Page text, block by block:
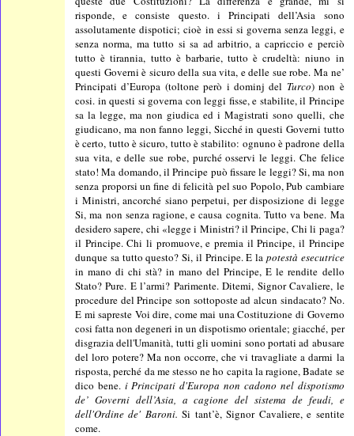
risponde, e consiste questo. i Principati dell’Asia sono
assolutamente dispotici; cioè in essi si governa senza leggi, e
senza norma, ma tutto si sa ad arbitrio, a capriccio e perciò
tutto è tirannia, tutto è barbarie, tutto è crudeltà: niuno in
questi Governi è sicuro della sua vita, e delle sue robe. Ma ne’
Principati d’Europa (toltone però i dominj del Turco) non è
cosi. in questi si governa con leggi fisse, e stabilite, il Principe
sa la legge, ma non giudica ed i Magistrati sono quelli, che
giudicano, ma non fanno leggi, Sicché in questi Governi tutto
è certo, tutto è sicuro, tutto è stabilito: ognuno è padrone della
sua vita, e delle sue robe, purché osservi le leggi. Che felice
stato! Ma domando, il Principe può fissare le leggi? Si, ma non
senza proporsi un fine di felicità pel suo Popolo, Pub cambiare
i Ministri, ancorché siano perpetui, per disposizione di legge
Si, ma non senza ragione, e causa cognita. Tutto va bene. Ma
desidero sapere, chi «legge i Ministri? il Principe, Chi li paga?
il Principe. Chi li promuove, e premia il Principe, il Principe
dunque sa tutto questo? Si, il Principe. E la potestà esecutrice
in mano di chi stà? in mano del Principe, E le rendite dello
Stato? Pure. E l’armi? Parimente. Ditemi, Signor Cavaliere, le
procedure del Principe son sottoposte ad alcun sindacato? No.
E mi sapreste Voi dire, come mai una Costituzione di Governo
cosi fatta non degeneri in un dispotismo orientale; giacché, per
disgrazia dell'Umanità, tutti gli uomini sono portati ad abusare
del loro potere? Ma non occorre, che vi travagliate a darmi la
risposta, perché da me stesso ne ho capita la ragione, Badate se
dico bene. i Principati d'Europa non cadono nel dispotismo
de’ Governi dell’Asia, a cagione del sistema de feudi, e
dell'Ordine de' Baroni. Si tant’è, Signor Cavaliere, e sentite
come.